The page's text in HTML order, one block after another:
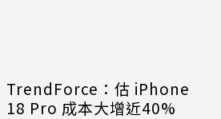
TrendForce：估 iPhone
18 Pro 成本大增近40%